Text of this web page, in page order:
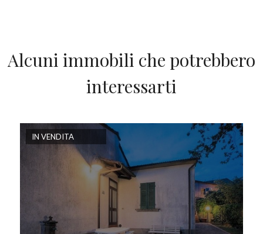
Alcuni immobili che potrebbero
interessarti
IN VENDITA